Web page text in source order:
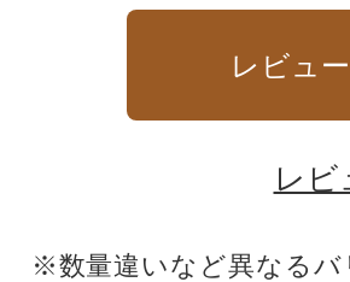
レビュ
レビ
※数量違いなど異なる